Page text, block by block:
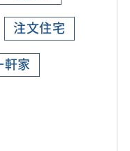
注文住宅
軒家